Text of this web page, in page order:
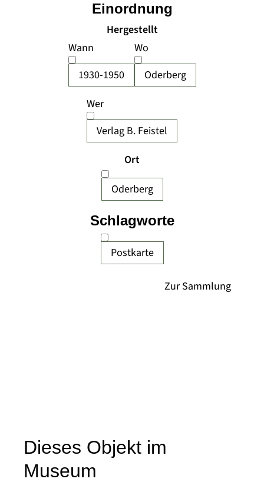
Hergestellt
Wann
1930-1950
Wo
Oderberg
Wer
Verlag B. Feistel
Ort
Oderberg
Postkarte
Einordnung
Schlagworte
Dieses Objekt im
Museum